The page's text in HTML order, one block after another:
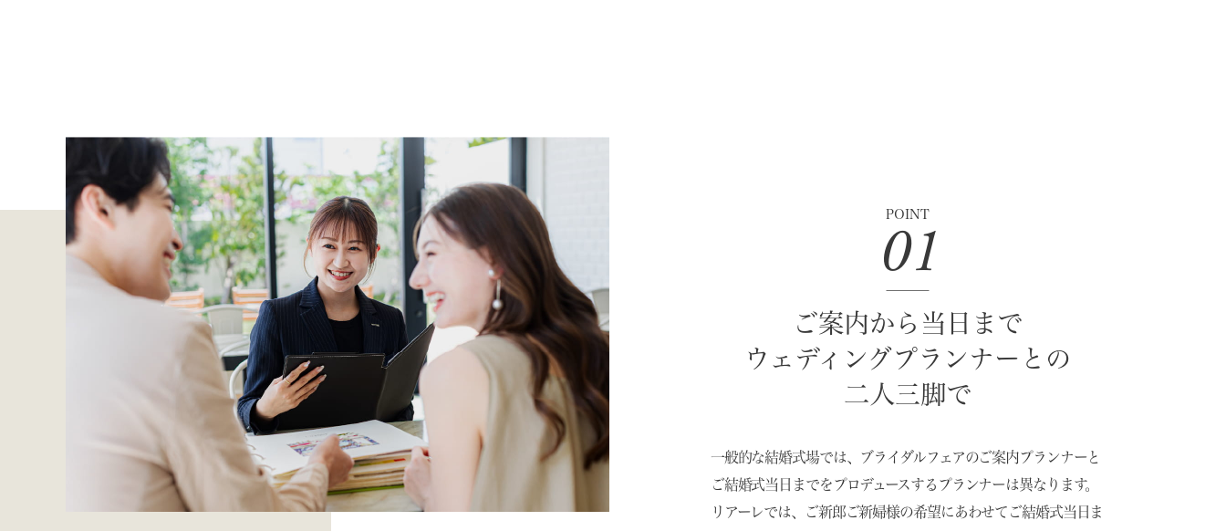
POINT
01
ご案内から当日まで
ウェディングプランナーとの
二人三脚で
一般的な結婚式場では、ブライダルフェアのご案内プランナーと
ご結婚式当日までをプロデュースするプランナーは異なります。
リアーレでは、ご新郎ご新婦様の希望にあわせてご結婚式当日ま